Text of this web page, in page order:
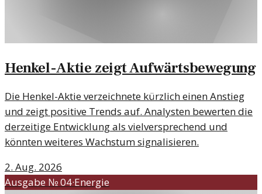
Henkel-Aktie zeigt Aufwärtsbewegung
Die Henkel-Aktie verzeichnete kürzlich einen Anstieg
und zeigt positive Trends auf. Analysten bewerten die
derzeitige Entwicklung als vielversprechend und
könnten weiteres Wachstum signalisieren.
2. Aug. 2026
Ausgabe №04·Energie